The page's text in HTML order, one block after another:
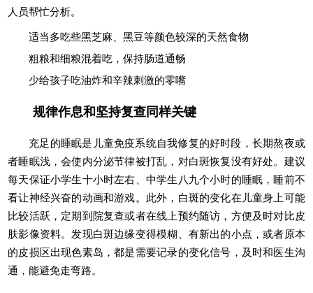
人员帮忙分析。
适当多吃些黑芝麻、黑豆等颜色较深的天然食物
粗粮和细粮混着吃，保持肠道通畅
少给孩子吃油炸和辛辣刺激的零嘴
规律作息和坚持复查同样关键
充足的睡眠是儿童免疫系统自我修复的好时段，长期熬夜或
者睡眠浅，会使内分泌节律被打乱，对白斑恢复没有好处。建议
每天保证小学生十小时左右、中学生八九个小时的睡眠，睡前不
看让神经兴奋的动画和游戏。此外，白斑的变化在儿童身上可能
比较活跃，定期到院复查或者在线上预约随访，方便及时对比皮
肤影像资料。发现白斑边缘变得模糊、有新出的小点，或者原本
的皮损区出现色素岛，都是需要记录的变化信号，及时和医生沟
通，能避免走弯路。